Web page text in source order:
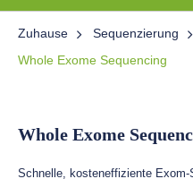
Zuhause Sequenzierung
Whole Exome Sequencing
Whole Exome
Schnelle, kosteneffiziente